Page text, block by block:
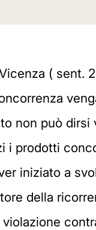
( sent.
non può
i prodotti
iniziato a
della